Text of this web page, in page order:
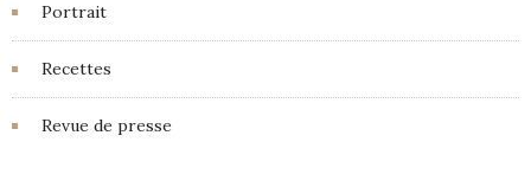
Portrait
Recettes
Revue de presse